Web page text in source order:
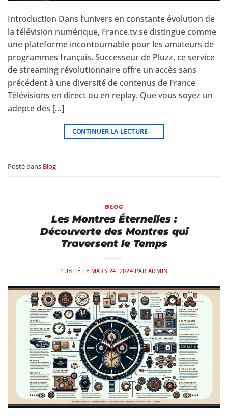
Introduction Dans l’univers en constante évolution de
la télévision numérique, France.tv se distingue comme
une plateforme incontournable pour les amateurs de
programmes français. Successeur de Pluzz, ce service
de streaming révolutionnaire offre un accès sans
précédent à une diversité de contenus de France
Télévisions en direct ou en replay. Que vous soyez un
adepte des […]
CONTINUER LA LECTURE →
Posté dans Blog
BLOG
Les Montres Éternelles :
Découverte des Montres qui
Traversent le Temps
PUBLIÉ LE MARS 24, 2024 PAR ADMIN